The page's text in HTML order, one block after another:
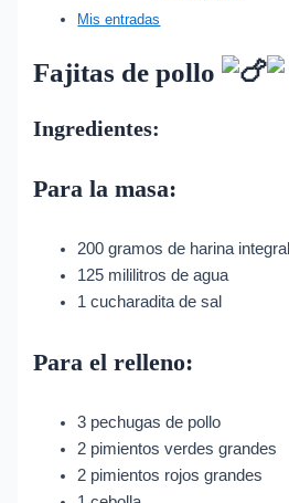
Mis entradas
Fajitas de pollo
Ingredientes:
Para la masa:
200 gramos de harina integral
125 mililitros de agua
1 cucharadita de sal
Para el relleno:
3 pechugas de pollo
2 pimientos verdes grandes
2 pimientos rojos grandes